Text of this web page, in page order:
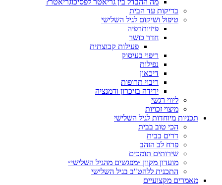
מה ההבדל בין גריאטר לפסיכוגריאטר?
בדיקות עד הבית
טיפול ושיקום לגיל השלישי
פיזיותרפיה
חדר כושר
פעילות קבוצתית
ריפוי בעיסוק
ריבוי תרופות
ירידה בזיכרון ודמנציה
מיצוי זכויות
מיוחדות לגיל השלישי
הכי טוב בבית
דרים בבית
פרח לב הזהב
שירותים תומכים
מועדון מקוון ״מפגשים מהגיל השלישי״
התכנית ללהט"ב בגיל השלישי
מקצועיים